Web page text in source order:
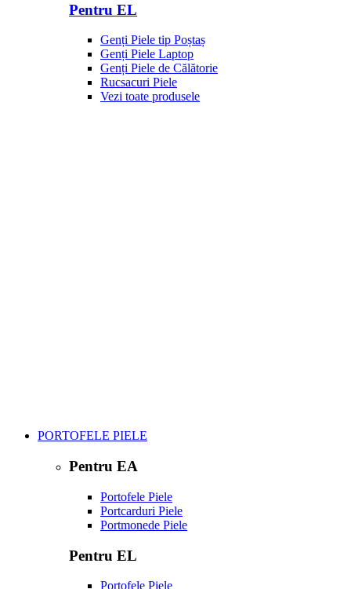
Pentru EL
Genți Piele tip Poștaș
Genți Piele Laptop
Genți Piele de Călătorie
Rucsacuri Piele
Vezi toate produsele
PORTOFELE PIELE
Pentru EA
Portofele Piele
Portcarduri Piele
Portmonede Piele
Pentru EL
Portofele Piele